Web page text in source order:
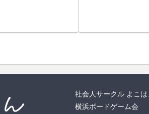
社会人サークル よこ
横浜ボードゲーム会